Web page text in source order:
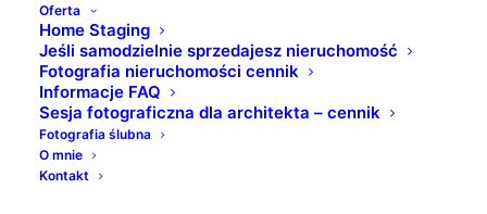
Oferta
Home Staging
Jeśli samodzielnie sprzedajesz nieruchomość
Fotografia nieruchomości cennik
Informacje FAQ
Sesja fotograficzna dla architekta – cennik
Fotografia ślubna
O mnie
Kontakt